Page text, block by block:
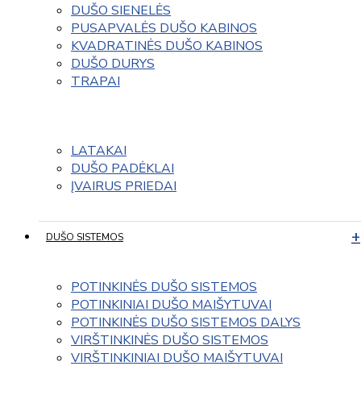
DUŠO SIENELĖS
PUSAPVALĖS DUŠO KABINOS
KVADRATINĖS DUŠO KABINOS
DUŠO DURYS
TRAPAI
LATAKAI
DUŠO PADĖKLAI
ĮVAIRUS PRIEDAI
DUŠO SISTEMOS
POTINKINĖS DUŠO SISTEMOS
POTINKINIAI DUŠO MAIŠYTUVAI
POTINKINĖS DUŠO SISTEMOS DALYS
VIRŠTINKINĖS DUŠO SISTEMOS
VIRŠTINKINIAI DUŠO MAIŠYTUVAI